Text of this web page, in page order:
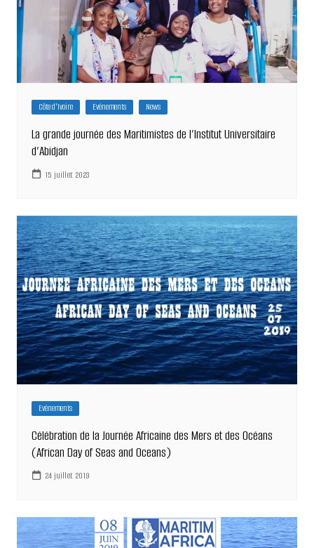
Côte d'Ivoire Evénements News
La grande journée des Maritimistes de l’Institut Universitaire
d’Abidjan
15 juillet 2023
Evénements
Célébration de la Journée Africaine des Mers et des Océans
(African Day of Seas and Oceans)
24 juillet 2019